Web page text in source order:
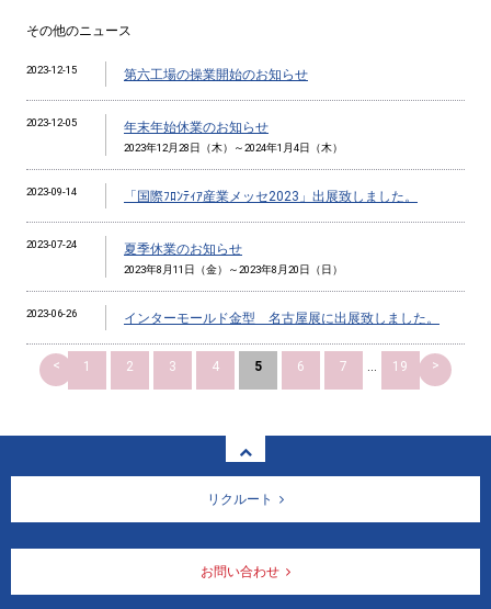
その他のニュース
2023-12-15 第六工場の操業開始のお知らせ
2023-12-05 年末年始休業のお知らせ
2023年12月28日（木）～2024年1月4日（木）
2023-09-14 「国際ﾌﾛﾝﾃｨｱ産業メッセ2023」出展致しました。
2023-07-24 夏季休業のお知らせ
2023年8月11日（金）～2023年8月20日（日）
2023-06-26 インターモールド金型 名古屋展に出展致しました。
< 1 2 3 4 5 6 7 19 >
リクルート
お問い合わせ